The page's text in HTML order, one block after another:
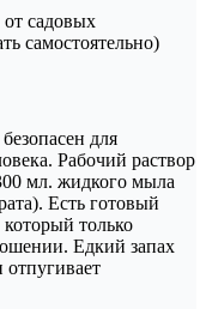
садовых
самостоятельно)
для
Рабочий раствор
мл. жидкого мыла
Есть готовый
только
Едкий запах
отпугивает